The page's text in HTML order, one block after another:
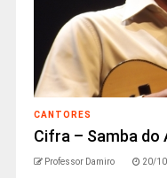
CANTORES
Cifra – Samba do
Professor Damiro 20/